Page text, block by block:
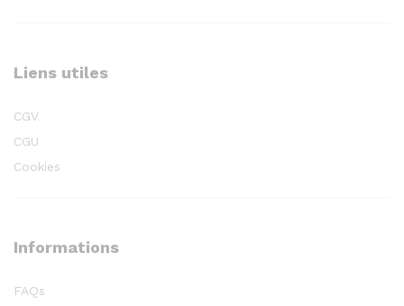
Liens utiles
CGV
CGU
Cookies
Informations
FAQs